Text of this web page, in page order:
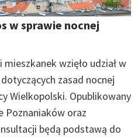
w sprawie nocnej
wzięło udział w
zasad nocnej
Wielkopolski. Opublikowany
Poznaniaków oraz
będą podstawą do